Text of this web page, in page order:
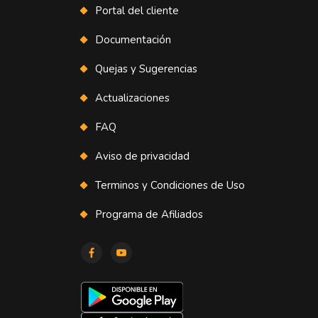
Portal del cliente
Documentación
Quejas y Sugerencias
Actualizaciones
FAQ
Aviso de privacidad
Terminos y Condiciones de Uso
Programa de Afiliados